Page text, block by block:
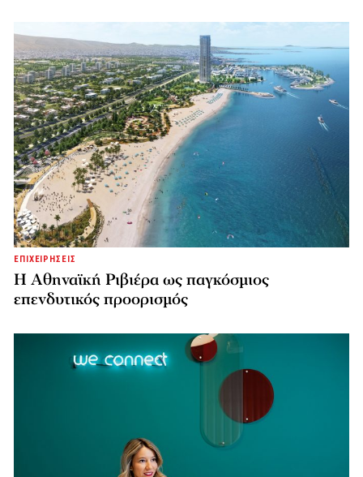
ΕΠΙΧΕΙΡΗΣΕΙΣ
Η Αθηναϊκή Ριβιέρα ως παγκόσμιος
επενδυτικός προορισμός